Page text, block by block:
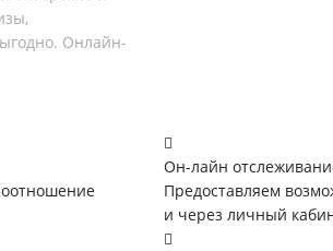
Онлайн-
Он-лайн
Предоставляем
и через личный